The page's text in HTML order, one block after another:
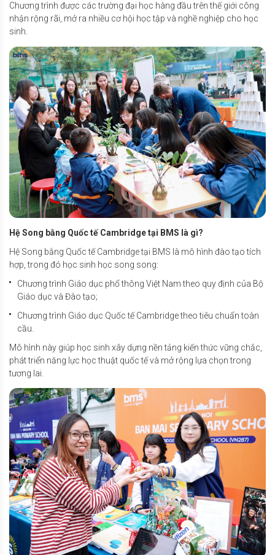
Chương trình được các trường đại học hàng đầu trên thế giới công
nhận rộng rãi, mở ra nhiều cơ hội học tập và nghề nghiệp cho học
sinh.
Hệ Song bằng Quốc tế Cambridge tại BMS là gì?
Hệ Song bằng Quốc tế Cambridge tại BMS là mô hình đào tạo tích
hợp, trong đó học sinh học song song:
Chương trình Giáo dục phổ thông Việt Nam theo quy định của Bộ
Giáo dục và Đào tạo;
Chương trình Giáo dục Quốc tế Cambridge theo tiêu chuẩn toàn
cầu.
Mô hình này giúp học sinh xây dựng nền tảng kiến thức vững chắc,
phát triển năng lực học thuật quốc tế và mở rộng lựa chọn trong
tương lai.